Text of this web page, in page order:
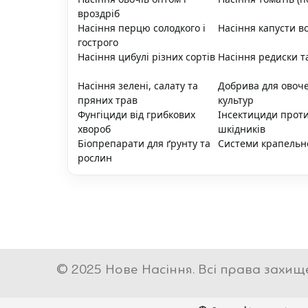
вроздріб
Насіння перцю солодкого і
гострого
Насіння капусти
Насіння цибулі різних сортів Насіння редиски
Насіння зелені, салату та
пряних трав
Добрива для
культур
Фунгіциди від грибкових
хвороб
Інсектициди
шкідників
Біопрепарати для ґрунту та
рослин
Системи
© 2025 Нове Насіння. Всі права